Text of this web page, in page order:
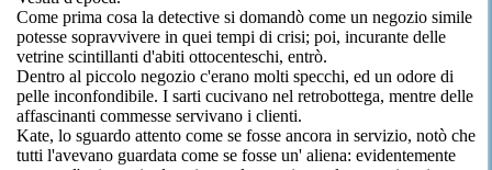
Come prima cosa la detective si domandò come un negozio simile
potesse sopravvivere in quei tempi di crisi; poi, incurante delle
vetrine scintillanti d'abiti ottocenteschi, entrò.
Dentro al piccolo negozio c'erano molti specchi, ed un odore di
pelle inconfondibile. I sarti cucivano nel retrobottega, mentre delle
affascinanti commesse servivano i clienti.
Kate, lo sguardo attento come se fosse ancora in servizio, notò che
tutti l'avevano guardata come se fosse un' aliena: evidentemente